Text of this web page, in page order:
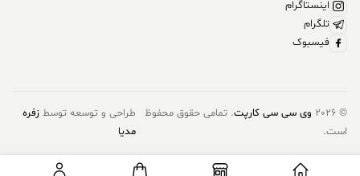
اینستاگرام
تلگرام
فیسبوک
© 2026 وی سی سی کارپت. تمامی حقوق محفوظ
است.
طراحی و توسعه توسط زفره
مدیا